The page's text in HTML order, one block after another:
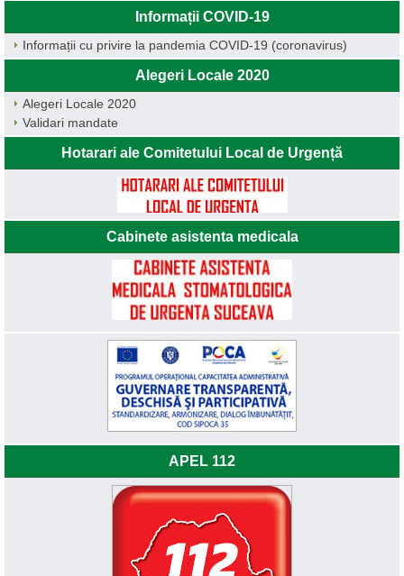
Informații COVID-19
Informații cu privire la pandemia COVID-19 (coronavirus)
Alegeri Locale 2020
Alegeri Locale 2020
Validari mandate
Hotarari ale Comitetului Local de Urgență
Cabinete asistenta medicala
APEL 112